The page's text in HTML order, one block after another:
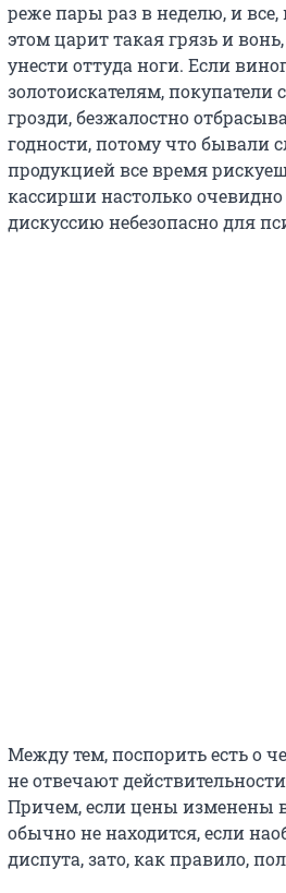
реже пары раз в неделю, и
этом царит такая грязь и
унести оттуда ноги. Если
золотоискателям,
грозди, безжалостно
годности, потому что бывали
продукцией все время
кассирши настолько
дискуссию небезопасно для
Между тем, поспорить есть о
не отвечают
Причем, если цены изменены
обычно не находится, если
диспута, зато, как правило,